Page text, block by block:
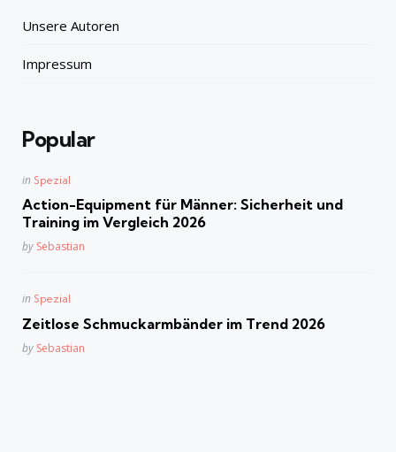
Unsere Autoren
Impressum
Popular
Posted
in Spezial
Action-Equipment für Männer: Sicherheit und
Training im Vergleich 2026
Posted
by Sebastian
Posted
in Spezial
Zeitlose Schmuckarmbänder im Trend 2026
Posted
by Sebastian